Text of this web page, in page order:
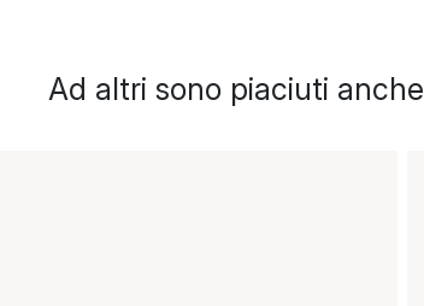
Ad altri sono piaciuti anche